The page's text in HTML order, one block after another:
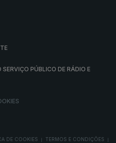
PÚBLICO DE RÁDIO E
DE COOKIES TERMOS E CONDIÇÕES